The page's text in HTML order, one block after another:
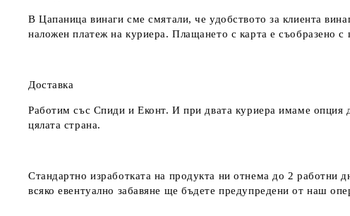
В Цапаница винаги сме смятали, че удобството за клиента
наложен платеж на куриера. Плащането с карта е съобразено
Доставка
Работим със Спиди и Еконт. И при двата куриера имаме опция
цялата страна.
Стандартно изработката на продукта ни отнема до 2 работни
всяко евентуално забавяне ще бъдете предупредени от наш